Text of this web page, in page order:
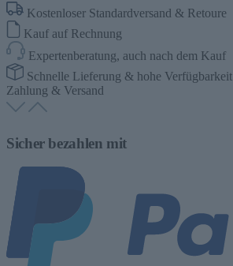
Kostenloser Standardversand & Retoure
Kauf auf Rechnung
Expertenberatung, auch nach dem Kauf
Schnelle Lieferung & hohe Verfügbarkeit
Zahlung & Versand
Sicher bezahlen mit